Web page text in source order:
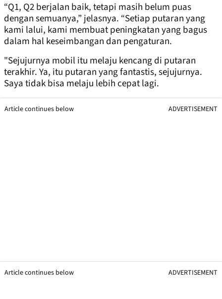
“Q1, Q2 berjalan baik, tetapi masih belum puas
dengan semuanya,” jelasnya. “Setiap putaran yang
kami lalui, kami membuat peningkatan yang bagus
dalam hal keseimbangan dan pengaturan.
"Sejujurnya mobil itu melaju kencang di putaran
terakhir. Ya, itu putaran yang fantastis, sejujurnya.
Saya tidak bisa melaju lebih cepat lagi.
Article continues below ADVERTISEMENT
Article continues below ADVERTISEMENT